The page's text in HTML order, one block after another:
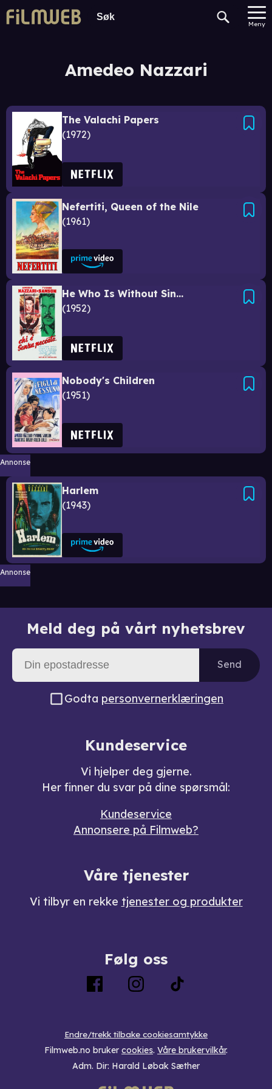
Meny
Amedeo Nazzari
The Valachi Papers
1972
Nefertiti, Queen of the Nile
1961
He Who Is Without Sin...
1952
Nobody's Children
1951
Annonse
Harlem
1943
Annonse
Meld deg på vårt nyhetsbrev
Send
Godta personvernerklæringen
Kundeservice
Vi hjelper deg gjerne.
Her finner du svar på dine spørsmål:
Kundeservice
Annonsere på Filmweb?
Våre tjenester
Vi tilbyr en rekke tjenester og produkter
Følg oss
Endre/trekk tilbake cookiesamtykke
Filmweb.no bruker cookies. Våre brukervilkår.
Adm. Dir: Harald Løbak Sæther